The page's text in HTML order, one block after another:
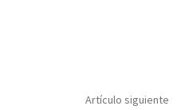
Artículo siguiente